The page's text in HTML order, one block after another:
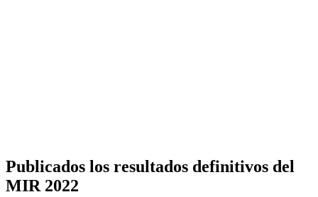
Publicados los resultados definitivos del
MIR 2022